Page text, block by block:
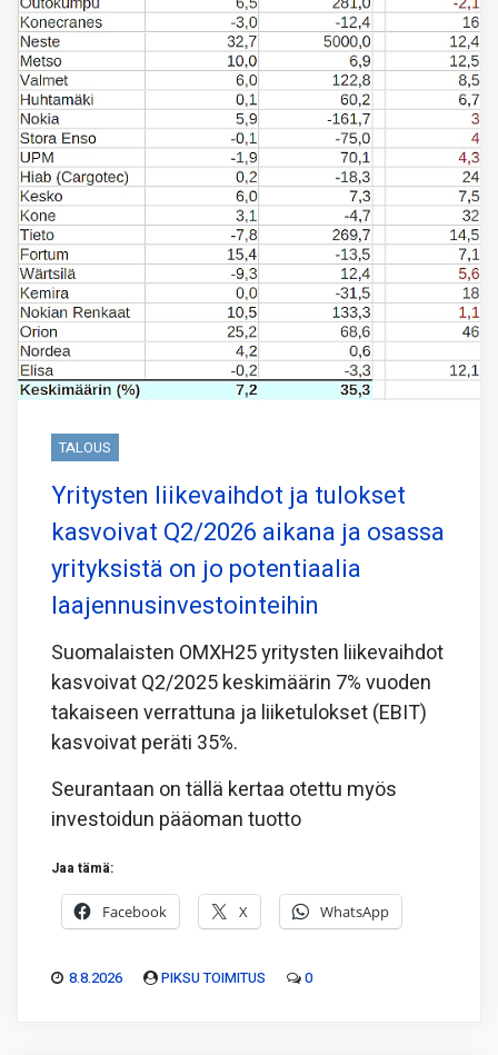
TALOUS
Yritysten liikevaihdot ja tulokset
kasvoivat Q2/2026 aikana ja osassa
yrityksistä on jo potentiaalia
laajennusinvestointeihin
Suomalaisten OMXH25 yritysten liikevaihdot
kasvoivat Q2/2025 keskimäärin 7% vuoden
takaiseen verrattuna ja liiketulokset (EBIT)
kasvoivat peräti 35%.
Seurantaan on tällä kertaa otettu myös
investoidun pääoman tuotto
Jaa tämä:
Facebook X WhatsApp
8.8.2026 PIKSU TOIMITUS 0